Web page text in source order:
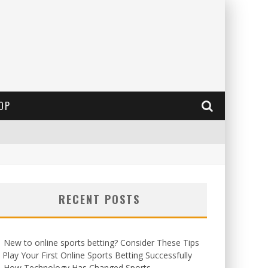
RECENT POSTS
New to online sports betting? Consider These Tips
Your First Online Sports Betting Successfully